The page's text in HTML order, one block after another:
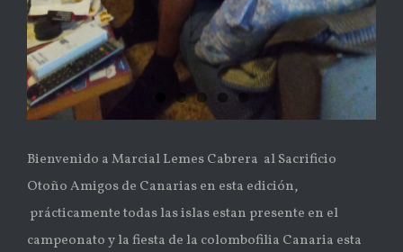
Bienvenido a Marcial Lemes Cabrera al Sacrificio
Otoño Amigos de Canarias en esta edición,
prácticamente todas las islas estan presente en el
campeonato y la fiesta de la colombofilia Canaria esta